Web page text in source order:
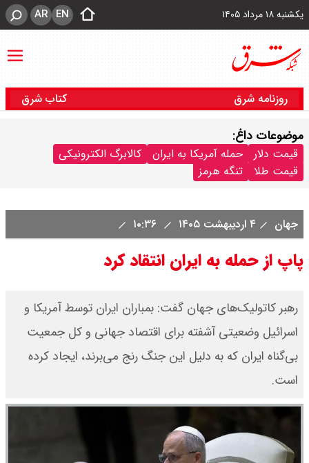
یکشنبه ۱۸ مرداد ۱۴۰۵ EN
AR
روزنامه شرق کتاب شرق
موضوعات داغ:
قیمت دلار حمله آمریکا به ایران
کالابرگ الکترونیکی
قیمت طلا
تنگه هرمز
جهان ۴ اردیبهشت ۱۴۰۵
پاپ از حمله به ایران انتقاد کرد
رهبر کاتولیک‌های جهان گفت: بمباران ایران توسط آمریکا و
اسرائیل وضعیتی آشفته برای اقتصاد جهانی و کل جمعیت
بی‌گناه ایران که به دلیل این جنگ رنج می‌برند، ایجاد کرده
است.